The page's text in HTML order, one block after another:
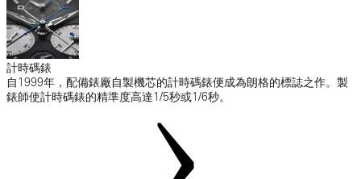
計時碼錶
自1999年，配備錶廠自製機芯的計時碼錶便成為朗格的標誌之作。製
錶師使計時碼錶的精準度高達1/5秒或1/6秒。